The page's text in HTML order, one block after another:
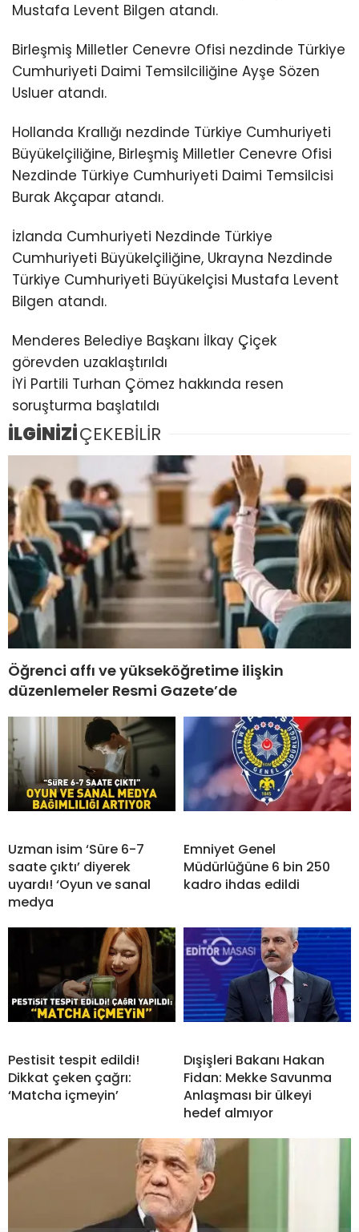
Mustafa Levent Bilgen atandı.
Birleşmiş Milletler Cenevre Ofisi nezdinde Türkiye
Cumhuriyeti Daimi Temsilciliğine Ayşe Sözen
Usluer atandı.
Hollanda Krallığı nezdinde Türkiye Cumhuriyeti
Büyükelçiliğine, Birleşmiş Milletler Cenevre Ofisi
Nezdinde Türkiye Cumhuriyeti Daimi Temsilcisi
Burak Akçapar atandı.
İzlanda Cumhuriyeti Nezdinde Türkiye
Cumhuriyeti Büyükelçiliğine, Ukrayna Nezdinde
Türkiye Cumhuriyeti Büyükelçisi Mustafa Levent
Bilgen atandı.
Menderes Belediye Başkanı İlkay Çiçek
görevden uzaklaştırıldı
İYİ Partili Turhan Çömez hakkında resen
soruşturma başlatıldı
İLGİNİZİÇEKEBİLİR
Öğrenci affı ve yükseköğretime ilişkin
düzenlemeler Resmi Gazete’de
Uzman isim ‘Süre 6-7
saate çıktı’ diyerek
uyardı! ‘Oyun ve sanal
medya
Emniyet Genel
Müdürlüğüne 6 bin 250
kadro ihdas edildi
Pestisit tespit edildi!
Dikkat çeken çağrı:
‘Matcha içmeyin’
Dışişleri Bakanı Hakan
Fidan: Mekke Savunma
Anlaşması bir ülkeyi
hedef almıyor